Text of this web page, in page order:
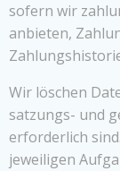
sofern wir
anbieten,
Wir löschen
satzungs- und
erforderlich
jeweiligen